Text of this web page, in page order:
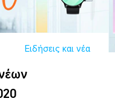
Ειδήσεις και νέα